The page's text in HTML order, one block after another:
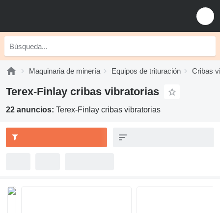
Maquinaria de minería Equipos de trituración Cribas
Terex-Finlay cribas vibratorias
22 anuncios: Terex-Finlay cribas vibratorias